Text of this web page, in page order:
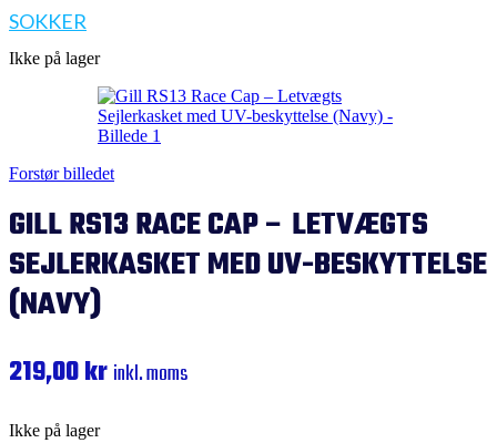
SOKKER
Ikke på lager
Forstør billedet
GILL RS13 RACE CAP – LETVÆGTS
SEJLERKASKET MED UV-BESKYTTELSE
(NAVY)
219,00kr inkl. moms
Ikke på lager